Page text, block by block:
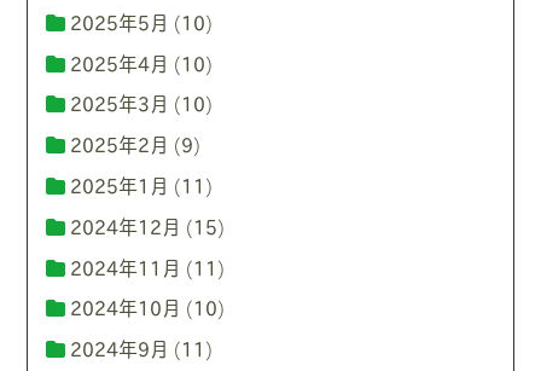
2025年5月 (10)
2025年4月 (10)
2025年3月 (10)
2025年2月 (9)
2025年1月 (11)
2024年12月 (15)
2024年11月 (11)
2024年10月 (10)
2024年9月 (11)